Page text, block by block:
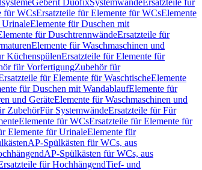
Geberit DuofixSystemwändeErsatzteile für
für WCsErsatzteile für Elemente für WCsElemente
UrinaleElemente für Duschen mit
für DuschtrennwändeErsatzteile für
Elemente für Waschmaschinen und
KüchenspülenErsatzteile für Elemente für
für VorfertigungZubehör für
für Elemente für WaschtischeElemente
für Duschen mit WandablaufElemente für
und GeräteElemente für Waschmaschinen und
ZubehörFür SystemwändeErsatzteile für Für
Elemente für WCsErsatzteile für Elemente für
Elemente für UrinaleElemente für
AP-Spülkästen für WCs, aus
AP-Spülkästen für WCs, aus
für HochhängendTief- und